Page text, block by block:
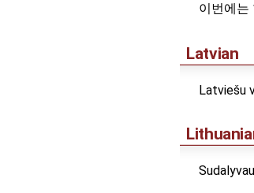
이번에는
Latvian
Latviešu